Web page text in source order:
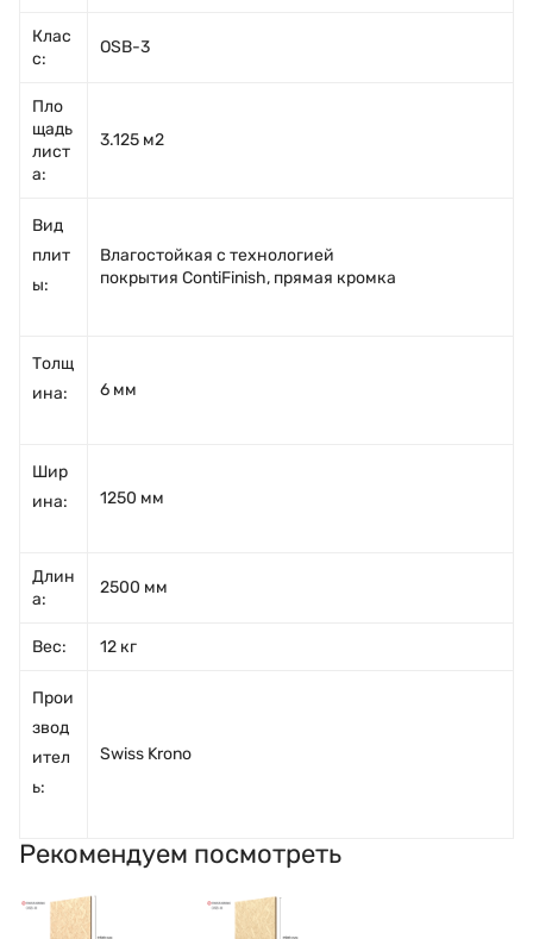
Клас
с:
OSB-3
Пло
щадь
лист
а:
3.125 м2
Вид
плит
ы:
Влагостойкая с технологией
покрытия ContiFinish, прямая кромка
Толщ
ина:
6 мм
Шир
ина:
1250 мм
Длин
а:
2500 мм
Вес: 12 кг
Прои
звод
ител
ь:
Swiss Krono
Рекомендуем посмотреть